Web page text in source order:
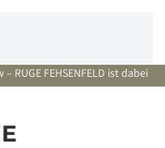
RUGE FEHSENFELD ist dabei